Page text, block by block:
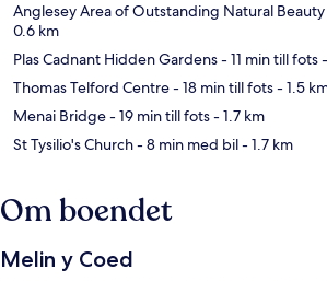
Anglesey Area of Outstanding Natural Beauty
0.6 km
Plas Cadnant Hidden Gardens- 11 min till fots
Thomas Telford Centre- 18 min till fots- 1.5
Menai Bridge- 19 min till fots- 1.7 km
St Tysilio's Church- 8 min med bil- 1.7 km
Om boendet
Melin y Coed